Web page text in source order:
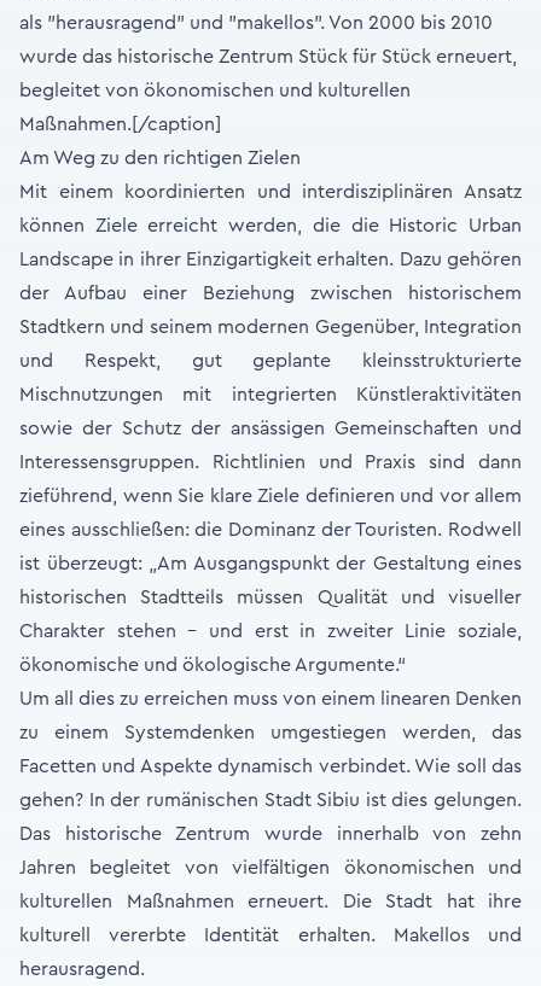
als "herausragend" und "makellos". Von 2000 bis 2010
wurde das historische Zentrum Stück für Stück erneuert,
begleitet von ökonomischen und kulturellen
Maßnahmen.[/caption]
Am Weg zu den richtigen Zielen
Mit einem koordinierten und interdisziplinären Ansatz
können Ziele erreicht werden, die die Historic Urban
Landscape in ihrer Einzigartigkeit erhalten. Dazu gehören
der Aufbau einer Beziehung zwischen historischem
Stadtkern und seinem modernen Gegenüber, Integration
und Respekt, gut geplante kleinsstrukturierte
Mischnutzungen mit integrierten Künstleraktivitäten
sowie der Schutz der ansässigen Gemeinschaften und
Interessensgruppen. Richtlinien und Praxis sind dann
zieführend, wenn Sie klare Ziele definieren und vor allem
eines ausschließen: die Dominanz der Touristen. Rodwell
ist überzeugt: „Am Ausgangspunkt der Gestaltung eines
historischen Stadtteils müssen Qualität und visueller
Charakter stehen – und erst in zweiter Linie soziale,
ökonomische und ökologische Argumente.“
Um all dies zu erreichen muss von einem linearen Denken
zu einem Systemdenken umgestiegen werden, das
Facetten und Aspekte dynamisch verbindet. Wie soll das
gehen? In der rumänischen Stadt Sibiu ist dies gelungen.
Das historische Zentrum wurde innerhalb von zehn
Jahren begleitet von vielfältigen ökonomischen und
kulturellen Maßnahmen erneuert. Die Stadt hat ihre
kulturell vererbte Identität erhalten. Makellos und
herausragend.